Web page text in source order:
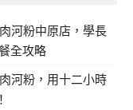
河粉中原店，學長
全攻略
河粉，用十二小時